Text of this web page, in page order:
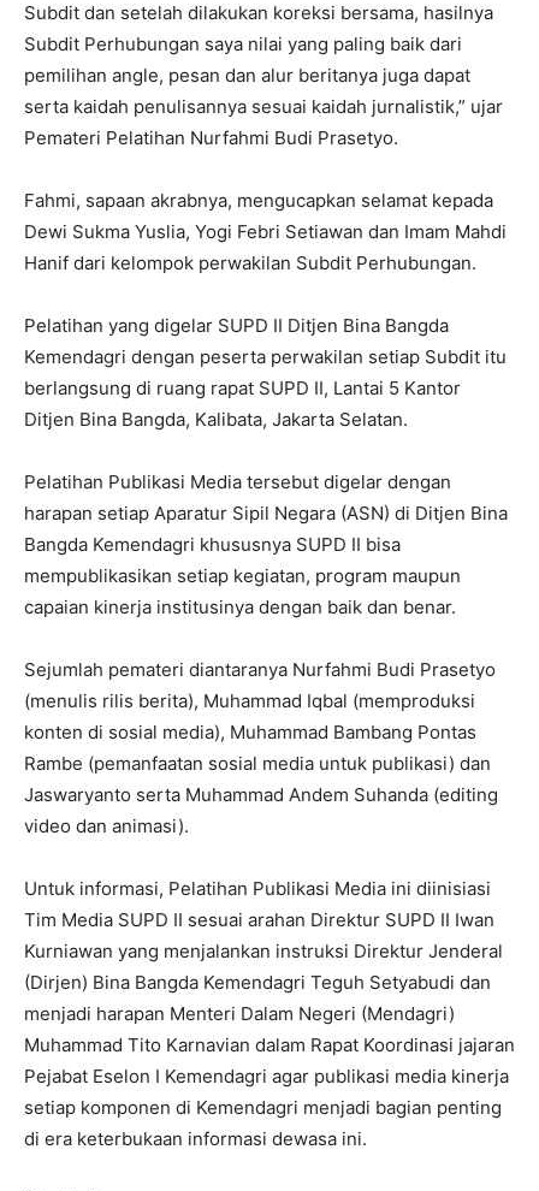
Subdit dan setelah dilakukan koreksi bersama, hasilnya
Subdit Perhubungan saya nilai yang paling baik dari
pemilihan angle, pesan dan alur beritanya juga dapat
serta kaidah penulisannya sesuai kaidah jurnalistik,” ujar
Pemateri Pelatihan Nurfahmi Budi Prasetyo.
Fahmi, sapaan akrabnya, mengucapkan selamat kepada
Dewi Sukma Yuslia, Yogi Febri Setiawan dan Imam Mahdi
Hanif dari kelompok perwakilan Subdit Perhubungan.
Pelatihan yang digelar SUPD II Ditjen Bina Bangda
Kemendagri dengan peserta perwakilan setiap Subdit itu
berlangsung di ruang rapat SUPD II, Lantai 5 Kantor
Ditjen Bina Bangda, Kalibata, Jakarta Selatan.
Pelatihan Publikasi Media tersebut digelar dengan
harapan setiap Aparatur Sipil Negara (ASN) di Ditjen Bina
Bangda Kemendagri khususnya SUPD II bisa
mempublikasikan setiap kegiatan, program maupun
capaian kinerja institusinya dengan baik dan benar.
Sejumlah pemateri diantaranya Nurfahmi Budi Prasetyo
(menulis rilis berita), Muhammad Iqbal (memproduksi
konten di sosial media), Muhammad Bambang Pontas
Rambe (pemanfaatan sosial media untuk publikasi) dan
Jaswaryanto serta Muhammad Andem Suhanda (editing
video dan animasi).
Untuk informasi, Pelatihan Publikasi Media ini diinisiasi
Tim Media SUPD II sesuai arahan Direktur SUPD II Iwan
Kurniawan yang menjalankan instruksi Direktur Jenderal
(Dirjen) Bina Bangda Kemendagri Teguh Setyabudi dan
menjadi harapan Menteri Dalam Negeri (Mendagri)
Muhammad Tito Karnavian dalam Rapat Koordinasi jajaran
Pejabat Eselon I Kemendagri agar publikasi media kinerja
setiap komponen di Kemendagri menjadi bagian penting
di era keterbukaan informasi dewasa ini.